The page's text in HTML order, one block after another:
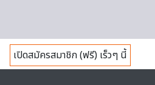
เปิดสมัครสมาชิก (ฟรี) เร็วๆ นี้